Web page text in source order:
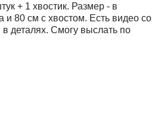
+ 1 хвостик. Размер - в
и 80 см с хвостом. Есть видео со
деталях. Смогу выслать по